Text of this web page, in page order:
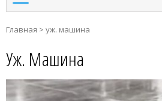
Главная > уж. машина
Уж. Машина